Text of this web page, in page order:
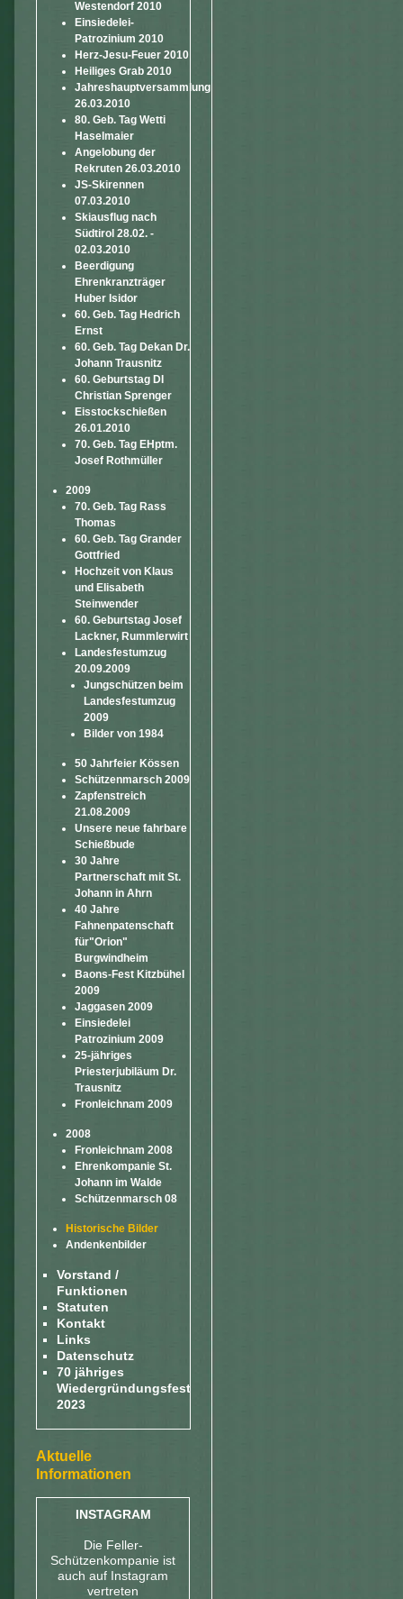
Westendorf 2010
Einsiedelei-
Patrozinium 2010
Herz-Jesu-Feuer 2010
Heiliges Grab 2010
Jahreshauptversammlung
26.03.2010
80. Geb. Tag Wetti
Haselmaier
Angelobung der
Rekruten 26.03.2010
JS-Skirennen
07.03.2010
Skiausflug nach
Südtirol 28.02. -
02.03.2010
Beerdigung
Ehrenkranzträger
Huber Isidor
60. Geb. Tag Hedrich
Ernst
60. Geb. Tag Dekan Dr.
Johann Trausnitz
60. Geburtstag DI
Christian Sprenger
Eisstockschießen
26.01.2010
70. Geb. Tag EHptm.
Josef Rothmüller
2009
70. Geb. Tag Rass
Thomas
60. Geb. Tag Grander
Gottfried
Hochzeit von Klaus
und Elisabeth
Steinwender
60. Geburtstag Josef
Lackner, Rummlerwirt
Landesfestumzug
20.09.2009
Jungschützen beim
Landesfestumzug
2009
Bilder von 1984
50 Jahrfeier Kössen
Schützenmarsch 2009
Zapfenstreich
21.08.2009
Unsere neue fahrbare
Schießbude
30 Jahre
Partnerschaft mit St.
Johann in Ahrn
40 Jahre
Fahnenpatenschaft
für"Orion"
Burgwindheim
Baons-Fest Kitzbühel
2009
Jaggasen 2009
Einsiedelei
Patrozinium 2009
25-jähriges
Priesterjubiläum Dr.
Trausnitz
Fronleichnam 2009
2008
Fronleichnam 2008
Ehrenkompanie St.
Johann im Walde
Schützenmarsch 08
Historische Bilder
Andenkenbilder
Vorstand /
Funktionen
Statuten
Kontakt
Links
Datenschutz
70 jähriges
Wiedergründungsfest
2023
Aktuelle
Informationen
INSTAGRAM
Die Feller-
Schützenkompanie ist
auch auf Instagram
vertreten